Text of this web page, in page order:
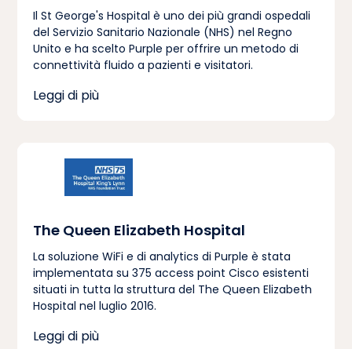
Il St George's Hospital è uno dei più grandi ospedali
del Servizio Sanitario Nazionale (NHS) nel Regno
Unito e ha scelto Purple per offrire un metodo di
connettività fluido a pazienti e visitatori.
Leggi di più
The Queen Elizabeth Hospital
La soluzione WiFi e di analytics di Purple è stata
implementata su 375 access point Cisco esistenti
situati in tutta la struttura del The Queen Elizabeth
Hospital nel luglio 2016.
Leggi di più